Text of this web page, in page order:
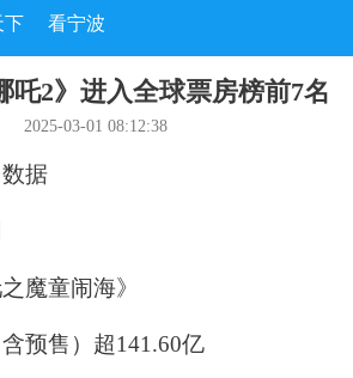
下 看宁波
吒2》进入全球票房榜前7名
2025-03-01 08:12:38
据
童闹海》
售）超141.60亿